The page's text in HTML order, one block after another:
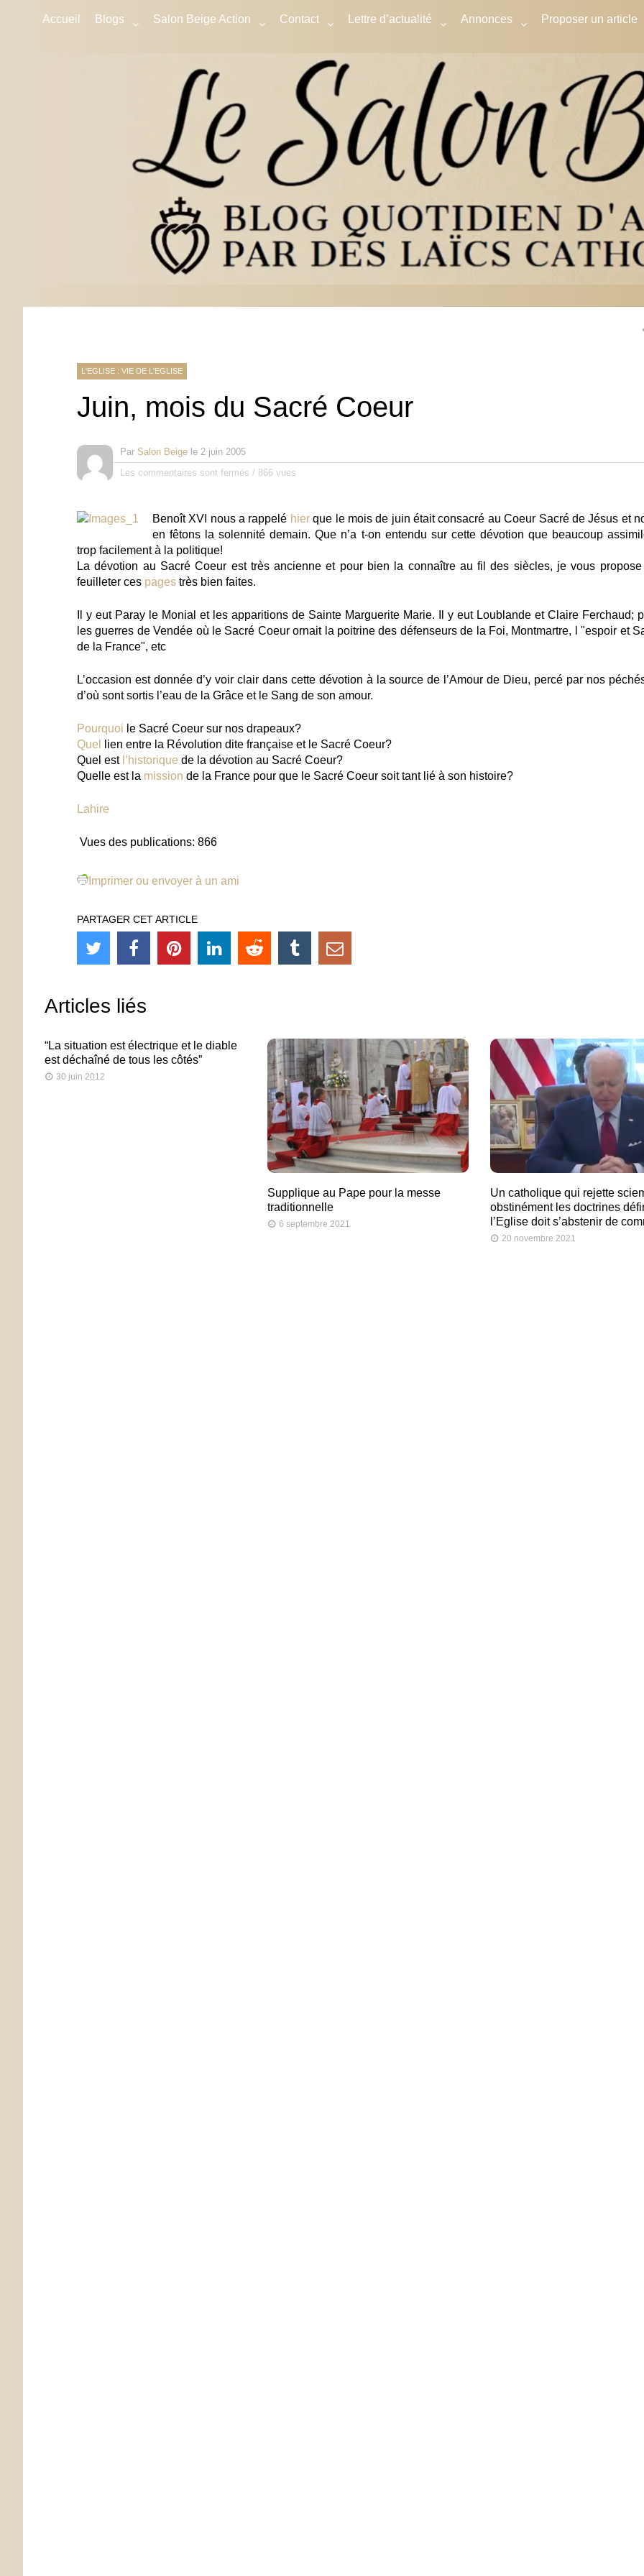
Accueil Blogs Salon Beige Action Contact Lettre d’actualité Annonces Proposer un article
L'EGLISE : VIE DE L'EGLISE
Juin, mois du Sacré Coeur
Par Salon Beige le 2 juin 2005
Les commentaires sont fermés / 866 vues
Benoît XVI nous a rappelé hierque le mois de juin était consacré au Coeur Sacré de Jésus et
en fêtons la solennité demain. Que n’a t-on entendu sur cette dévotion que beaucoup
trop facilement à la politique!
La dévotion au Sacré Coeur est très ancienne et pour bien la connaître au fil des siècles, je vous
feuilleter ces pages très bien faites.
Il y eut Paray le Monial et les apparitions de Sainte Marguerite Marie. Il y eut Loublande et Claire Ferchaud;
les guerres de Vendée où le Sacré Coeur ornait la poitrine des défenseurs de la Foi, Montmartre, l "espoir et
de la France", etc
L’occasion est donnée d’y voir clair dans cette dévotion à la source de l’Amour de Dieu, percé par nos
d’où sont sortis l’eau de la Grâce et le Sang de son amour.
Pourquoi le Sacré Coeur sur nos drapeaux?
Quel
lien entre la Révolution dite française et le Sacré Coeur?
Quel est l’historique de la dévotion au Sacré Coeur?
Quelle est la mission de la France pour que le Sacré Coeur soit tant lié à son histoire?
Lahire
Vues des publications: 866
Imprimer ou envoyer à un ami
PARTAGER CET ARTICLE
Articles liés
“La situation est électrique et le diable
est déchaîné de tous les côtés”
30 juin 2012
Supplique au Pape pour la messe
traditionnelle
6 septembre 2021
Un catholique qui rejette
obstinément les doctrines
l’Eglise doit s’abstenir de
20 novembre 2021